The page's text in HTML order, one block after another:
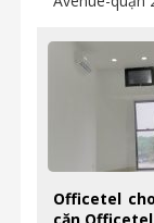
Officetel